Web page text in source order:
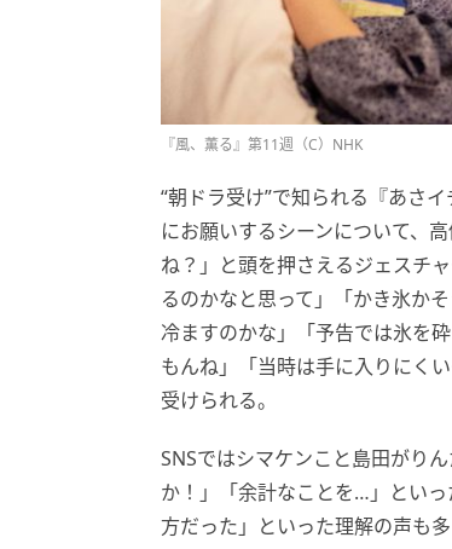
『風、薫る』第11週（C）NHK
“朝ドラ受け”で知られる『あさ
にお願いするシーンについて、
ね？」と頭を押さえるジェスチ
るのかなと思って」「かき氷か
冷ますのかな」「予告では氷を
もんね」「当時は手に入りにく
受けられる。
SNSではシマケンこと島田がり
か！」「余計なことを…」とい
方だった」といった理解の声も多